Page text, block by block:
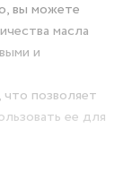
вы можете
масла
и
позволяет
ее для